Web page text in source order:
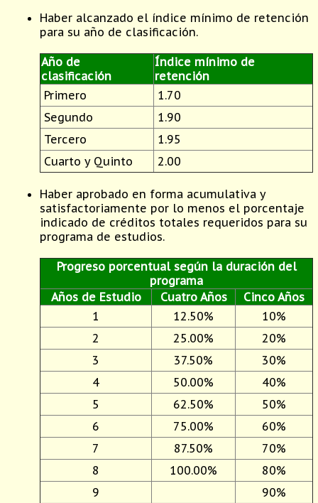
Haber alcanzado el índice mínimo de retención
para su año de clasificación.
Año de
clasificación
Índice mínimo de
retención
Primero
1.70
Segundo
1.90
Tercero
1.95
Cuarto y Quinto
2.00
Haber aprobado en forma acumulativa y
satisfactoriamente por lo menos el porcentaje
indicado de créditos totales requeridos para su
programa de estudios.
Progreso porcentual según la duración del
programa
Años de Estudio
Cuatro Años
Cinco Años
1
12.50%
10%
2
25.00%
20%
3
37.50%
30%
4
50.00%
40%
5
62.50%
50%
6
75.00%
60%
7
87.50%
70%
8
100.00%
80%
9
90%